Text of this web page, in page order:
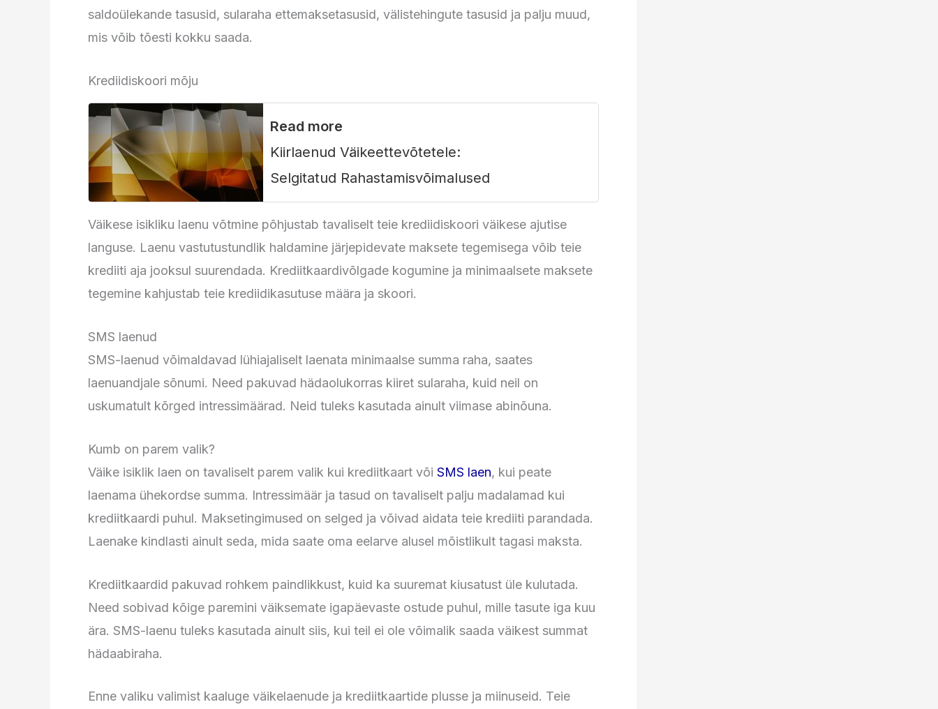
saldoülekande tasusid, sularaha ettemaksetasusid, välistehingute tasusid ja palju muud,
mis võib tõesti kokku saada.
Krediidiskoori mõju
Read more
Kiirlaenud Väikeettevõtetele:
Selgitatud Rahastamisvõimalused
Väikese isikliku laenu võtmine põhjustab tavaliselt teie krediidiskoori väikese ajutise
languse. Laenu vastutustundlik haldamine järjepidevate maksete tegemisega võib teie
krediiti aja jooksul suurendada. Krediitkaardivõlgade kogumine ja minimaalsete maksete
tegemine kahjustab teie krediidikasutuse määra ja skoori.
SMS laenud
SMS-laenud võimaldavad lühiajaliselt laenata minimaalse summa raha, saates
laenuandjale sõnumi. Need pakuvad hädaolukorras kiiret sularaha, kuid neil on
uskumatult kõrged intressimäärad. Neid tuleks kasutada ainult viimase abinõuna.
Kumb on parem valik?
Väike isiklik laen on tavaliselt parem valik kui krediitkaart või SMS laen, kui peate
laenama ühekordse summa. Intressimäär ja tasud on tavaliselt palju madalamad kui
krediitkaardi puhul. Maksetingimused on selged ja võivad aidata teie krediiti parandada.
Laenake kindlasti ainult seda, mida saate oma eelarve alusel mõistlikult tagasi maksta.
Krediitkaardid pakuvad rohkem paindlikkust, kuid ka suuremat kiusatust üle kulutada.
Need sobivad kõige paremini väiksemate igapäevaste ostude puhul, mille tasute iga kuu
ära. SMS-laenu tuleks kasutada ainult siis, kui teil ei ole võimalik saada väikest summat
hädaabiraha.
Enne valiku valimist kaaluge väikelaenude ja krediitkaartide plusse ja miinuseid. Teie